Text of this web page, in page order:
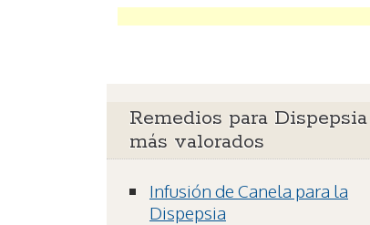
Remedios para Dispepsia
más valorados
Infusión de Canela para la
Dispepsia